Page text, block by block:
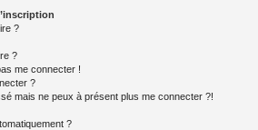
?
?
me connecter !
?
mais ne peux à présent plus me connecter ?!
?